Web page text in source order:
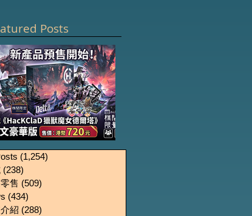
Posts
獵獸魔女
塔》繁體中文豪
開放預售
(1,254)
(238)
售 (509)
(434)
紹 (288)